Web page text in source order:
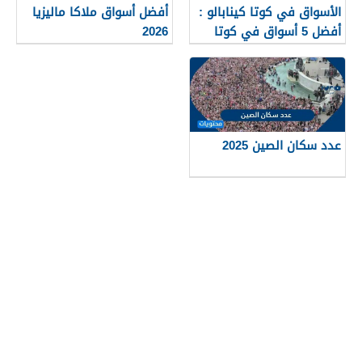
الأسواق في كوتا كينابالو :
أفضل 5 أسواق في كوتا
كينابالو ماليزيا 2025
أفضل أسواق ملاكا ماليزيا
2026
عدد سكان الصين 2025